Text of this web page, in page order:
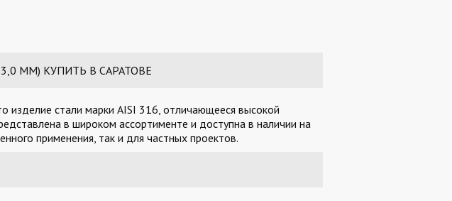
ММ) КУПИТЬ В САРАТОВЕ
стали марки AISI 316, отличающееся высокой
в широком ассортименте и доступна в наличии на
применения, так и для частных проектов.